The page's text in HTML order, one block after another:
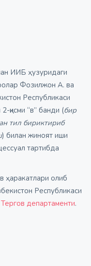
ИИБ ҳузуридаги
Фозилжон А. ва
Республикаси
қисми “в” банди (бир
тил бириктириб
) билан жиноят иши
тартибда
ҳаракатлари олиб
Республикаси
Тергов департаменти.